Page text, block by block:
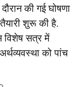
की गई घोषणा
शुरू की है.
सत्र में
को पांच